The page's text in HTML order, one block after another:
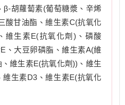
β-胡蘿蔔素(葡萄糖漿、辛烯
酸甘油酯、維生素C(抗氧化
維生素E(抗氧化劑)、磷酸
、大豆卵磷脂、維生素A(維
維生素E(抗氧化劑))、維生
生素D3、維生素E(抗氧化